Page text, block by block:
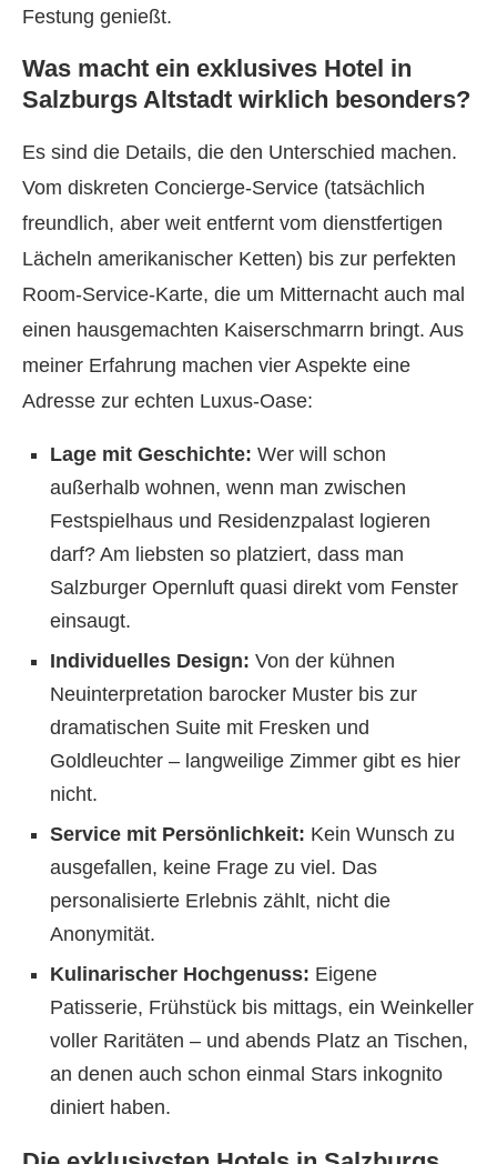
Festung genießt.
Was macht ein exklusives Hotel in
Salzburgs Altstadt wirklich besonders?
Es sind die Details, die den Unterschied machen.
Vom diskreten Concierge-Service (tatsächlich
freundlich, aber weit entfernt vom dienstfertigen
Lächeln amerikanischer Ketten) bis zur perfekten
Room-Service-Karte, die um Mitternacht auch mal
einen hausgemachten Kaiserschmarrn bringt. Aus
meiner Erfahrung machen vier Aspekte eine
Adresse zur echten Luxus-Oase:
Lage mit Geschichte: Wer will schon
außerhalb wohnen, wenn man zwischen
Festspielhaus und Residenzpalast logieren
darf? Am liebsten so platziert, dass man
Salzburger Opernluft quasi direkt vom Fenster
einsaugt.
Individuelles Design: Von der kühnen
Neuinterpretation barocker Muster bis zur
dramatischen Suite mit Fresken und
Goldleuchter – langweilige Zimmer gibt es hier
nicht.
Service mit Persönlichkeit: Kein Wunsch zu
ausgefallen, keine Frage zu viel. Das
personalisierte Erlebnis zählt, nicht die
Anonymität.
Kulinarischer Hochgenuss: Eigene
Patisserie, Frühstück bis mittags, ein Weinkeller
voller Raritäten – und abends Platz an Tischen,
an denen auch schon einmal Stars inkognito
diniert haben.